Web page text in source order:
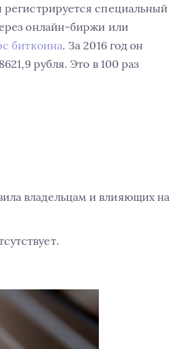
специальный
онлайн-биржи или
биткоина. За 2016 год он
рубля. Это в 100 раз
владельцам и влияющих на